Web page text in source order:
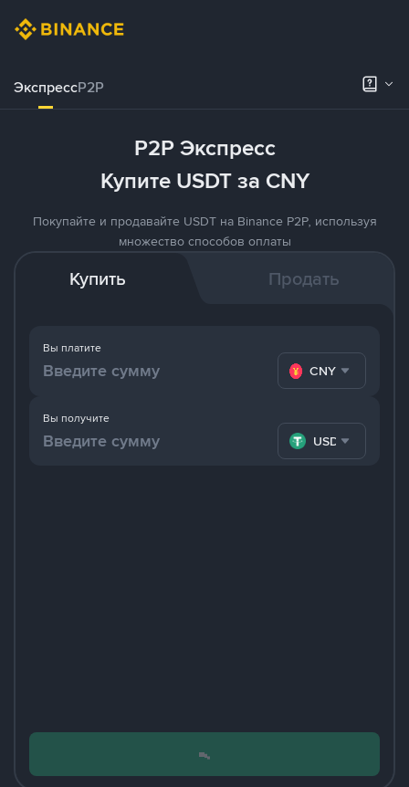
ЭкспрессP2P
P2P Экспресс
Купите USDT за CNY
Покупайте и продавайте USDT на Binance P2P, используя
множество способов оплаты
Купить Продать
Вы платите
CNY
Вы получите
USDT